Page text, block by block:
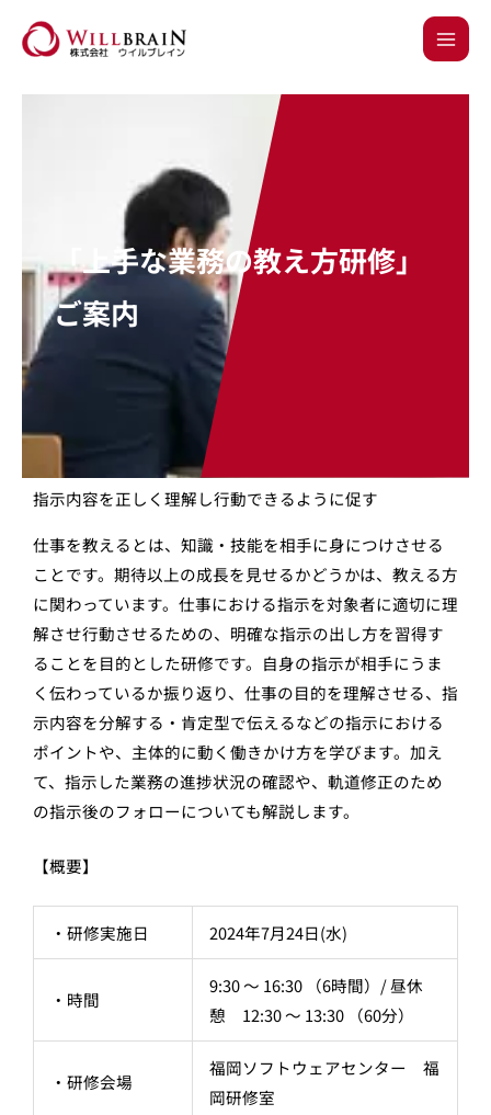
「上手な業務の教え方研修」
ご案内
指示内容を正しく理解し行動できるように促す
仕事を教えるとは、知識・技能を相手に身につけさせる
ことです。期待以上の成長を見せるかどうかは、教える方
に関わっています。仕事における指示を対象者に適切に理
解させ行動させるための、明確な指示の出し方を習得す
ることを目的とした研修です。自身の指示が相手にうま
く伝わっているか振り返り、仕事の目的を理解させる、指
示内容を分解する・肯定型で伝えるなどの指示における
ポイントや、主体的に動く働きかけ方を学びます。加え
て、指示した業務の進捗状況の確認や、軌道修正のため
の指示後のフォローについても解説します。
【概要】
・研修実施日 2024年7月24日(水)
・時間
9:30 ～ 16:30 （6時間）/ 昼休
憩 12:30 ～ 13:30 （60分）
・研修会場
福岡ソフトウェアセンター 福
岡研修室